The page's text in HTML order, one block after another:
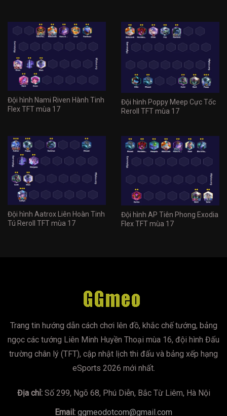
Đội hình Nami Riven Hành Tinh
Flex TFT mùa 17
Đội hình Poppy Meep Cực Tốc
Reroll TFT mùa 17
Đội hình Aatrox Liên Hoàn Tinh
Tú Reroll TFT mùa 17
Đội hình AP Tiên Phong Exodia
Flex TFT mùa 17
Trang tin hướng dẫn cách chơi lên đồ, khắc chế tướng, bảng
ngọc các tướng Liên Minh Huyền Thoại mùa 16, đội hình Đấu
trường chân lý (TFT), cập nhật lịch thi đấu và bảng xếp hạng
eSports 2026 mới nhất.
Địa chỉ:Số 299, Ngõ 68, Phú Diễn, Bắc Từ Liêm, Hà Nội
Email: ggmeodotcom@gmail.com